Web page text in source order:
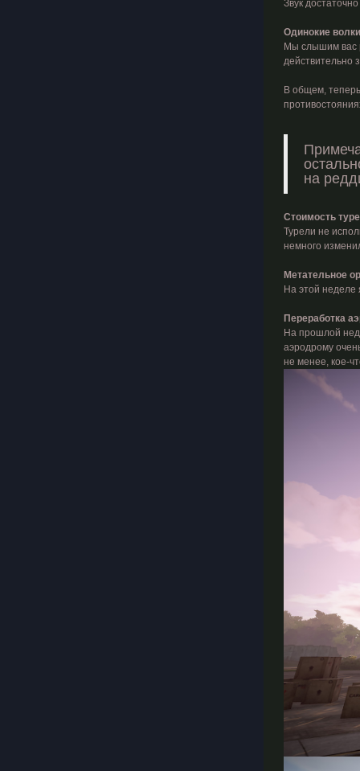
Звук
Одинокие волки
Мы слышим вас
действительно
В общем, теперь
на
Стоимость
Турели не
немного
Метательное
На этой неделе
Переработка
На прошлой
аэродрому
не менее, кое-